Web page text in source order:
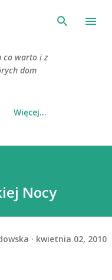
co warto i z
dom
Więcej…
Nocy
kwietnia 02, 2010